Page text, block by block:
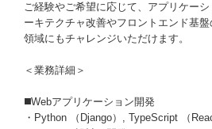
ご経験やご希望に応じて、アプリケー
ーキテクチャ改善やフロントエンド基
領域にもチャレンジいただけます。
＜業務詳細＞
◼️Webアプリケーション開発
・Python （Django）, TypeScript （